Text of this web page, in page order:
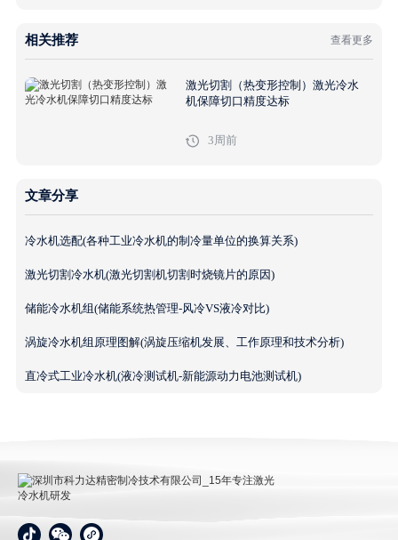
相关推荐 查看更多
激光切割（热变形控制）激光冷水
机保障切口精度达标
3周前
文章分享
冷水机选配(各种工业冷水机的制冷量单位的换算关系)
激光切割冷水机(激光切割机切割时烧镜片的原因)
储能冷水机组(储能系统热管理-风冷VS液冷对比)
涡旋冷水机组原理图解(涡旋压缩机发展、工作原理和技术分析)
直冷式工业冷水机(液冷测试机-新能源动力电池测试机)
深圳市科力达精密制冷技术有限公司_15年专注激光冷